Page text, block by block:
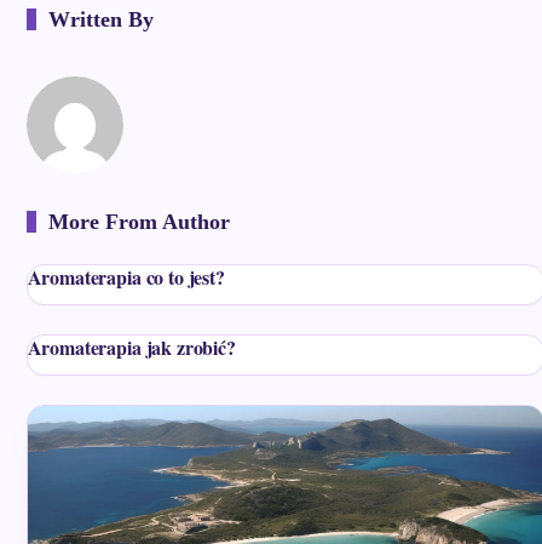
Written By
More From Author
Aromaterapia co to jest?
Aromaterapia jak zrobić?